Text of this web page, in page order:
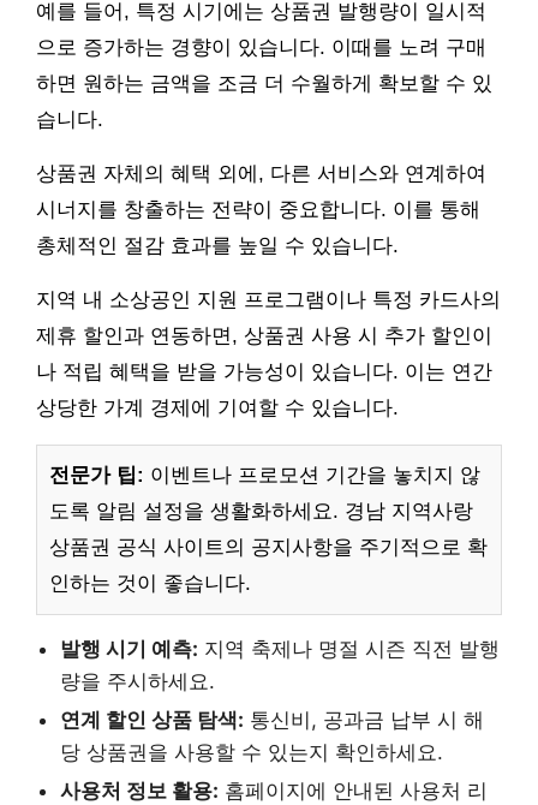
예를 들어, 특정 시기에는 상품권 발행량이 일시적
으로 증가하는 경향이 있습니다. 이때를 노려 구매
하면 원하는 금액을 조금 더 수월하게 확보할 수 있
습니다.
상품권 자체의 혜택 외에, 다른 서비스와 연계하여
시너지를 창출하는 전략이 중요합니다. 이를 통해
총체적인 절감 효과를 높일 수 있습니다.
지역 내 소상공인 지원 프로그램이나 특정 카드사의
제휴 할인과 연동하면, 상품권 사용 시 추가 할인이
나 적립 혜택을 받을 가능성이 있습니다. 이는 연간
상당한 가계 경제에 기여할 수 있습니다.
전문가 팁: 이벤트나 프로모션 기간을 놓치지 않
도록 알림 설정을 생활화하세요. 경남 지역사랑
상품권 공식 사이트의 공지사항을 주기적으로 확
인하는 것이 좋습니다.
발행 시기 예측: 지역 축제나 명절 시즌 직전 발행
량을 주시하세요.
연계 할인 상품 탐색: 통신비, 공과금 납부 시 해
당 상품권을 사용할 수 있는지 확인하세요.
사용처 정보 활용: 홈페이지에 안내된 사용처 리